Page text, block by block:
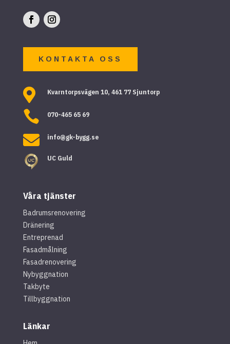
KONTAKTA OSS
 Kvarntorpsvägen 10, 461 77 Sjuntorp
 070-465 65 69
 info@gk-bygg.se
UC Guld
Våra tjänster
Badrumsrenovering
Dränering
Entreprenad
Fasadmålning
Fasadrenovering
Nybyggnation
Takbyte
Tillbyggnation
Länkar